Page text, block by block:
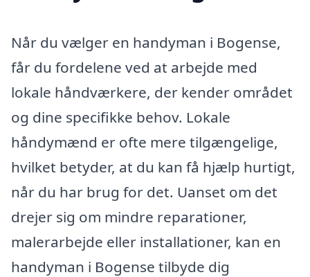
Når du vælger en handyman i Bogense,
får du fordelene ved at arbejde med
lokale håndværkere, der kender området
og dine specifikke behov. Lokale
håndymænd er ofte mere tilgængelige,
hvilket betyder, at du kan få hjælp hurtigt,
når du har brug for det. Uanset om det
drejer sig om mindre reparationer,
malerarbejde eller installationer, kan en
handyman i Bogense tilbyde dig